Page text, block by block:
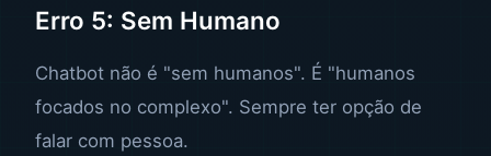
Erro 5: Sem Humano
Chatbot não é "sem humanos". É "humanos
focados no complexo". Sempre ter opção de
falar com pessoa.